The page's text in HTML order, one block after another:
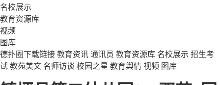
名校展示
教育资源库
视频
图库
德扑圈下载链接 教育资讯 通讯员 教育资源库 名校展示 招生考
试 教苑美文 名师访谈 校园之星 教育舆情 视频 图库